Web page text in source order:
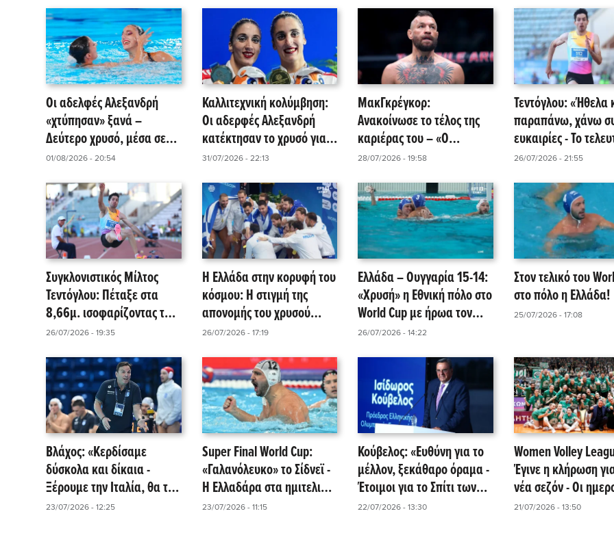
Οι αδελφές Αλεξανδρή
«χτύπησαν» ξανά –
Δεύτερο χρυσό, μέσα σε
ένα 24ωρο, για την
01/08/2026 - 20:54
Καλλιτεχνική κολύμβηση:
Οι αδερφές Αλεξανδρή
κατέκτησαν το χρυσό για
την Ελλάδα στο ευρωπαϊκό
Παρισιού!
31/07/2026 - 22:13
ΜακΓκρέγκορ:
Ανακοίνωσε το τέλος της
καριέρας του – «Ο
επόμενος αγώνας θα είναι
28/07/2026 - 19:58
Τεντόγλου: «Ήθελα
παραπάνω, χάνω
ευκαιρίες - Το
άλμα ήταν
26/07/2026 - 21:55
Συγκλονιστικός Μίλτος
Τεντόγλου: Πέταξε στα
8,66μ. ισοφαρίζοντας το
πανελλήνιο ρεκόρ!
26/07/2026 - 19:35
Η Ελλάδα στην κορυφή του
κόσμου: Η στιγμή της
απονομής του χρυσού
μεταλλίου στους διεθνείς!
26/07/2026 - 17:19
Ελλάδα – Ουγγαρία 15-14:
«Χρυσή» η Εθνική πόλο στο
World Cup με ήρωα τον
Αργυρόπουλο (video)
26/07/2026 - 14:22
Στον τελικό του
στο πόλο η Ελλάδα!
25/07/2026 - 17:08
Βλάχος: «Κερδίσαμε
δύσκολα και δίκαια -
Ξέρουμε την Ιταλία, θα τα
δώσουμε όλα!»
23/07/2026 - 12:25
Super Final World Cup:
«Γαλανόλευκο» το Σίδνεϊ -
Η Ελλαδάρα στα ημιτελικά,
14-13 το Μαυροβούνιο!
23/07/2026 - 11:15
Κούβελος: «Ευθύνη για το
μέλλον, ξεκάθαρο όραμα -
Έτοιμοι για το Σπίτι των
Ολυμπιονικών με ιδιωτική
22/07/2026 - 13:30
Women Volley
Έγινε η κλήρωση
νέα σεζόν - Οι
των... clásico!
21/07/2026 - 13:50